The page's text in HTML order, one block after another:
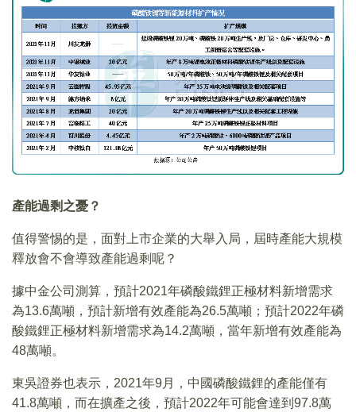
產能過剩之憂？
值得警惕的是，面對上市企業的大舉入局，屆時產能大規模
釋放會不會導致產能過剩呢？
據中金公司測算，預計2021年磷酸鐵鋰正極材料新增需求
為13.6萬噸，預計新增有效產能為26.5萬噸；預計2022年磷
酸鐵鋰正極材料新增需求為14.2萬噸，當年新增有效產能為
48萬噸。
東吳證券也表示，2021年9月，中國磷酸鐵鋰的產能僅有
41.8萬噸，而在擴產之後，預計2022年可能會達到97.8萬